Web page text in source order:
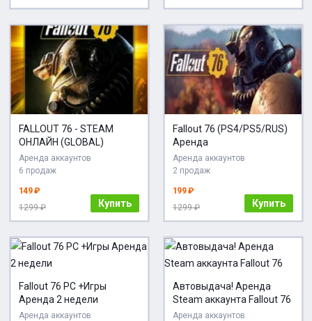
FALLOUT 76 - STEAM
ОНЛАЙН (GLOBAL)
Аренда аккаунтов
6 продаж
149 ₽
1299 ₽
Купить
Fallout 76 (PS4/PS5/RUS)
Аренда
Аренда аккаунтов
2 продаж
199 ₽
1299 ₽
Купить
Fallout 76 PC +Игры
Аренда 2 недели
Аренда аккаунтов
Автовыдача! Аренда
Steam аккаунта Fallout 76
Аренда аккаунтов